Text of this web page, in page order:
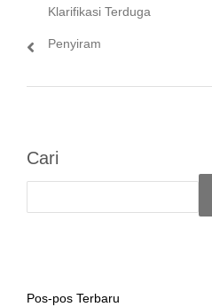
Klarifikasi Terduga
Penyiram
Cari
Pos-pos Terbaru